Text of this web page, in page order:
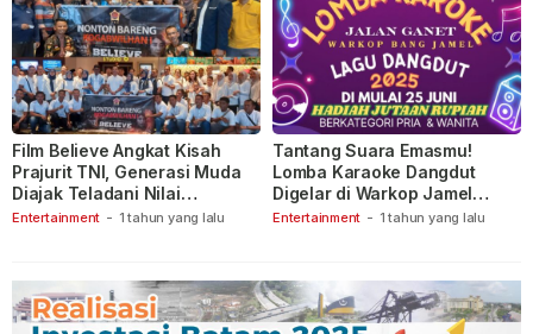
Entertainment - 1 tahun yang lalu
Film Believe Angkat Kisah
Prajurit TNI, Generasi Muda
Diajak Teladani Nilai
Keberanian
Entertainment - 1 tahun yang lalu
Tantang Suara Emasmu!
Lomba Karaoke Dangdut
Digelar di Warkop Jamel
Ganet